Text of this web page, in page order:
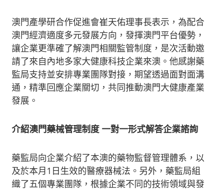
澳門產學研合作促進會崔天佑理事長表示，為配合
澳門經濟適度多元發展方向，發揮澳門平台優勢，
讓企業更準確了解澳門相關監管制度，是次活動邀
請了來自內地多家大健康科技企業來澳。他感謝藥
監局支持並安排專業團隊對接，期望透過面對面溝
通，精準回應企業關切，共同推動澳門大健康產業
發展。
介紹澳門藥械管理制度 一對一形式解答企業諮詢
藥監局向企業介紹了本澳的藥物監督管理體系，以
及於本月1日生效的醫療器械法。另外，藥監局組
織了五個專業團隊，根據企業不同的技術領域與發